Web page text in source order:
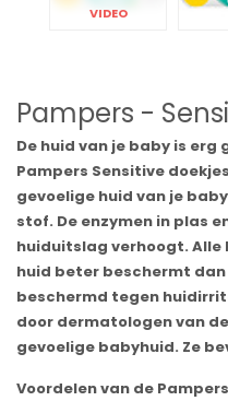
VIDEO
Pampers -
De huid van je baby is
Pampers Sensitive
gevoelige huid van je
stof. De enzymen in plas
huiduitslag verhoogt. Alle
huid beter beschermt
beschermd tegen
door dermatologen van
gevoelige babyhuid. Ze
Voordelen van de